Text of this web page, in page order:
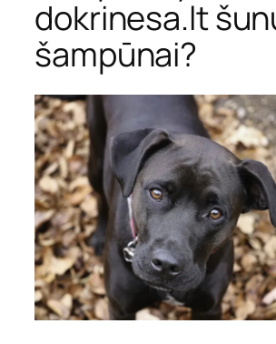
dokrinesa.lt
šampūnai?